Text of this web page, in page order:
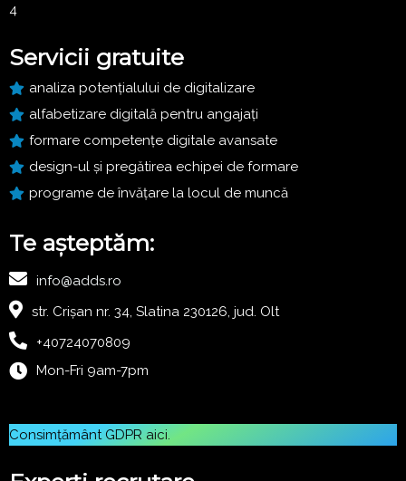
4
Servicii gratuite
analiza potențialului de digitalizare
alfabetizare digitală pentru angajați
formare competențe digitale avansate
design-ul și pregătirea echipei de formare
programe de învățare la locul de muncă
Te așteptăm:
info@adds.ro
str. Crișan nr. 34, Slatina 230126, jud. Olt
+40724070809
Mon-Fri 9am-7pm
Consimțământ GDPR aici